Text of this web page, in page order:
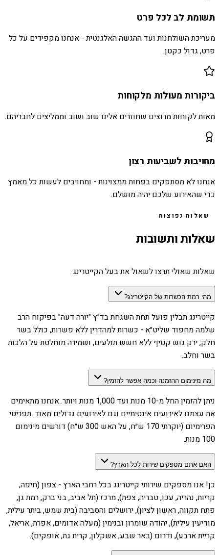
תשומת לב לכל פרט
מעריכת השולחנות ועד ההגשה האלגנטית - אנחנו מקפידים על כל
פרט, גדול כקטן.
ביקורות מעולות מלקוחות
מאות לקוחות מרוצים שחוזרים אלינו שוב ושוב וממליצים לחבריהם.
מחויבות לשביעות רצון
אנחנו לא מסתפקים בפחות ממצוינות - ומחויבים לעשות כל מאמץ
כדי שהאירוע שלכם יהיה מושלם.
שאלות נפוצות
שאלות ותשובות
שאלות שאולי תרצו לשאול את בעל הקייטרינג
מהי רמת הכשרות של הקייטרינג?
קייטרינג תבלין פועל תחת השגחת בד״ץ "יורה דעה" בפיקוח הרב
שלמה מחפוד שליט״א - כשרות למהדרין ללא פשרות, כולל בשר
חלק, ירק גוש קטיף ללא חשש תולעים, ושמירה מוחלטת על הלכות
בשר וחלב.
מה מינימום ההזמנה וכמה אפשר להזמין?
ניתן להזמין החל מ-10 מנות ועד 1,000 מנות ויותר. אנחנו מתאימים
את עצמנו לאירועים אינטימיים וגם לאירועים גדולים מאוד. תפריטי
הפרימיום (יוקרתי 170 ש״ח, על האש 300 ש״ח) דורשים מינימום
100 מנות.
האם אתם מספקים שירות לכל הארץ?
כן! אנו מספקים שירותי קייטרינג בכל רחבי הארץ - צפון (חיפה,
קריות, נהריה, עכו, טבריה, צפת), מרכז (תל אביב, בני ברק, רמת גן,
פתח תקווה, ראשון לציון), ירושלים והסביבה (בית שמש, ביתר עילית,
מודיעין עילית), יהודה שומרון ובנימין (מעלה אדומים, אפרת, אריאל,
קריית ארבע), ודרום (באר שבע, אשקלון, קרית גת, אופקים).